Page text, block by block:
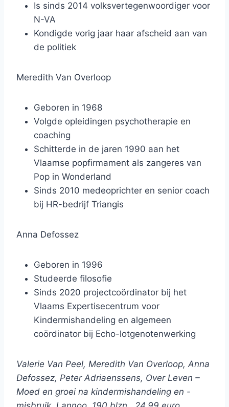
Is sinds 2014 volksvertegenwoordiger voor
N-VA
Kondigde vorig jaar haar afscheid aan van
de politiek
Meredith Van Overloop
Geboren in 1968
Volgde opleidingen psychotherapie en
coaching
Schitterde in de jaren 1990 aan het
Vlaamse popfirmament als zangeres van
Pop in Wonderland
Sinds 2010 medeoprichter en senior coach
bij HR-bedrijf Triangis
Anna Defossez
Geboren in 1996
Studeerde filosofie
Sinds 2020 projectcoördinator bij het
Vlaams Expertisecentrum voor
Kindermishandeling en algemeen
coördinator bij Echo-lotgenotenwerking
Valerie Van Peel, Meredith Van Overloop, Anna
Defossez, Peter Adriaenssens, Over Leven –
Moed en groei na kindermishandeling en -